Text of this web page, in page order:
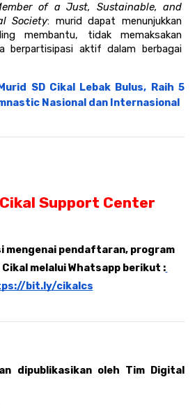
of a Just, Sustainable, and
Society: murid dapat menunjukkan
membantu, tidak memaksakan
berpartisipasi aktif dalam berbagai
SD Cikal Lebak Bulus, Raih 5
Nasional dan Internasional
Support Center
mengenai pendaftaran, program
melalui Whatsapp berikut :
bit.ly/cikalcs
dipublikasikan oleh Tim Digital